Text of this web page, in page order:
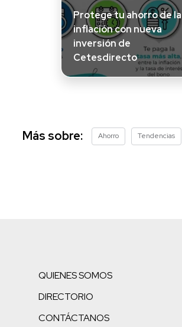
Protege tu ahorro de la
inflación con nueva
inversión de
Cetesdirecto
Más sobre: Ahorro Tendencias
QUIENES SOMOS
DIRECTORIO
CONTÁCTANOS